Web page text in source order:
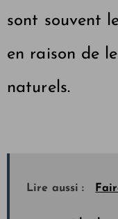
sont souvent
en raison de
naturels.
Lire aussi :